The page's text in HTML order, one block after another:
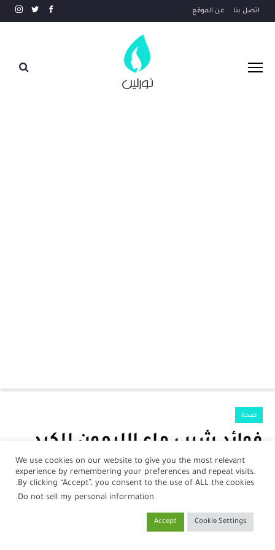
اتصل بنا عن الموقع
الرضع
جمال
صحة
صحة
فوائد شرب ماء الليمون للكبد
والكلى
بواسطةنورلين أحمدفي 09 أكتوبر، 2024
We use cookies on our website to give you the most relevant
experience by remembering your preferences and repeat visits.
By clicking “Accept”, you consent to the use of ALL the cookies.
Do not sell my personal information
.
Cookie Settings
Accept